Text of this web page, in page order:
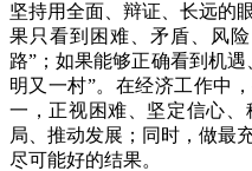
坚持用全面、辩证、长远的
果只看到困难、矛盾、风
路”；如果能够正确看到机
明又一村”。在经济工作中
一，正视困难、坚定信心
局、推动发展；同时，做最
尽可能好的结果。